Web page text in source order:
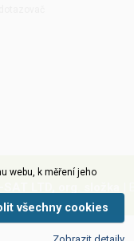
webu, k měření jeho
všechny cookies